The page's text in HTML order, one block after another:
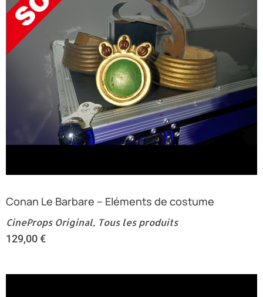
Conan Le Barbare – Eléments de costume
CineProps Original, Tous les produits
129,00€